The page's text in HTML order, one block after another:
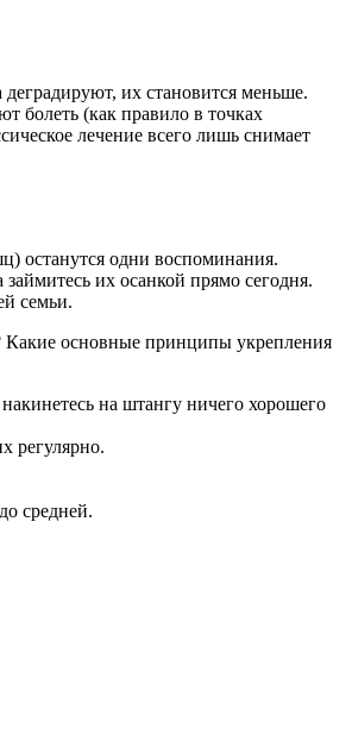
их становится меньше.
болеть (как правило в точках
лечение всего лишь снимает
останутся одни воспоминания.
их осанкой прямо сегодня.
семьи.
Какие основные принципы укрепления
на штангу ничего хорошего
регулярно.
средней.